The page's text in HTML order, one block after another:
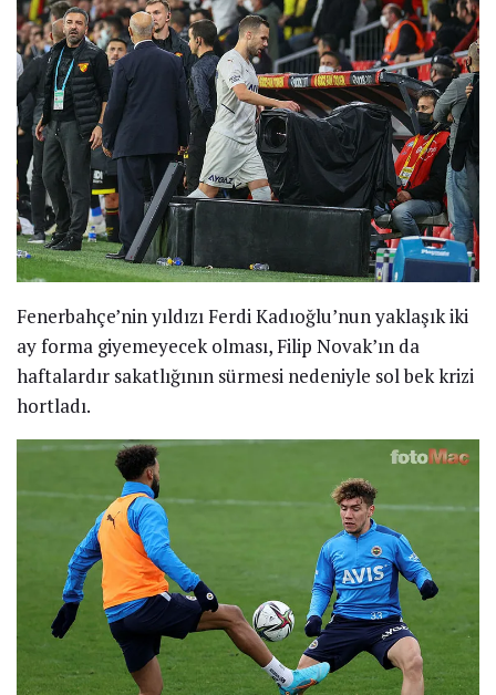
Fenerbahçe’nin yıldızı Ferdi Kadıoğlu’nun yaklaşık iki
ay forma giyemeyecek olması, Filip Novak’ın da
haftalardır sakatlığının sürmesi nedeniyle sol bek krizi
hortladı.